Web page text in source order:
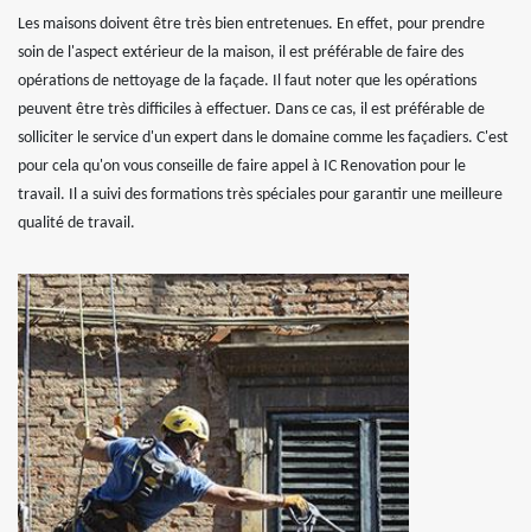
Les maisons doivent être très bien entretenues. En effet, pour prendre
soin de l'aspect extérieur de la maison, il est préférable de faire des
opérations de nettoyage de la façade. Il faut noter que les opérations
peuvent être très difficiles à effectuer. Dans ce cas, il est préférable de
solliciter le service d'un expert dans le domaine comme les façadiers. C'est
pour cela qu'on vous conseille de faire appel à IC Renovation pour le
travail. Il a suivi des formations très spéciales pour garantir une meilleure
qualité de travail.